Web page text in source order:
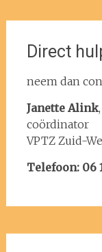
Direct
neem dan
Janette Alink,
coördinator
VPTZ Zuid-
Telefoon: 06